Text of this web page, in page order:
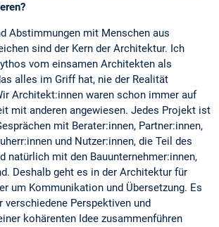
Abstimmungen mit Menschen aus
sind der Kern der Architektur. Ich
vom einsamen Architekten als
alles im Griff hat, nie der Realität
Architekt:innen waren schon immer auf
mit anderen angewiesen. Jedes Projekt ist
mit Berater:innen, Partner:innen,
und Nutzer:innen, die Teil des
natürlich mit den Bauunternehmer:innen,
Deshalb geht es in der Architektur für
um Kommunikation und Übersetzung. Es
verschiedene Perspektiven und
kohärenten Idee zusammenführen